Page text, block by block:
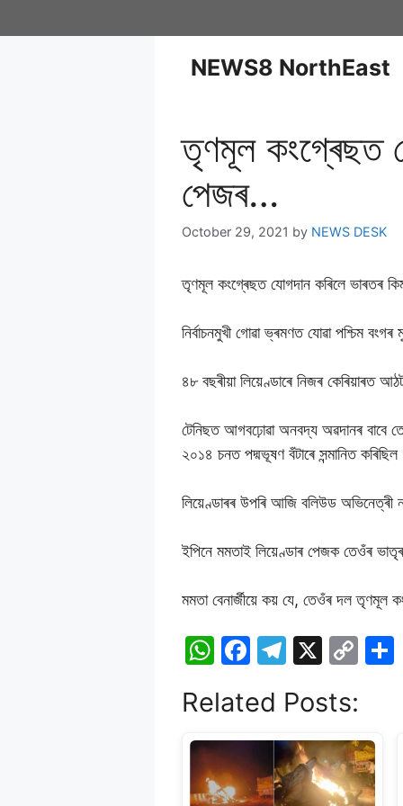
NEWS8 NorthEast
তৃণমূল কংগ্ৰেছত
পেজৰ…
October 29, 2021 by NEWS DESK
তৃণমূল কংগ্ৰেছত যোগদান কৰিলে ভাৰতৰ
নিৰ্বাচনমুখী গোৱা ভ্ৰমণত যোৱা পশ্চিম
৪৮ বছৰীয়া লিয়েণ্ডাৰে নিজৰ কেৰিয়াৰত
টেনিছত আগবঢ়োৱা অনবদ্য অৱদানৰ বাবে
২০১৪ চনত পদ্মভূষণ বঁটাৰে সন্মানিত
লিয়েণ্ডাৰৰ উপৰি আজি বলিউড
ইপিনে মমতাই লিয়েণ্ডাৰ পেজক তেওঁৰ
মমতা বেনাৰ্জীয়ে কয় যে, তেওঁৰ দল তৃণমূল
W
at
s
A
p
F
c
e
b
o
T
e
gr
a
m
X
C
y
Li
n
Related Posts: